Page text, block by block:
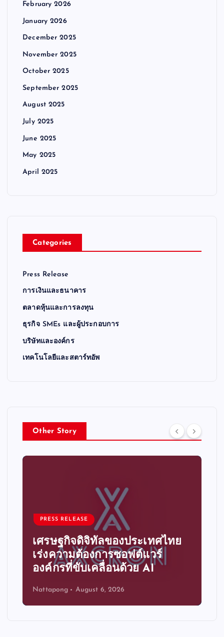
February 2026
January 2026
December 2025
November 2025
October 2025
September 2025
August 2025
July 2025
June 2025
May 2025
April 2025
Categories
Press Release
การเงินและธนาคาร
ตลาดหุ้นและการลงทุน
ธุรกิจ SMEs และผู้ประกอบการ
บริษัทและองค์กร
เทคโนโลยีและสตาร์ทอัพ
Other Story
RELEASE
รษฐกิจดิจิทัลของประเทศไทย
งความต้องการซอฟต์แวร์
ค์กรที่ขับเคลื่อนด้วย AI
August 6, 2026